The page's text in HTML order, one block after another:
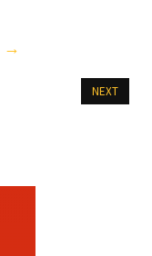
→
NEXT